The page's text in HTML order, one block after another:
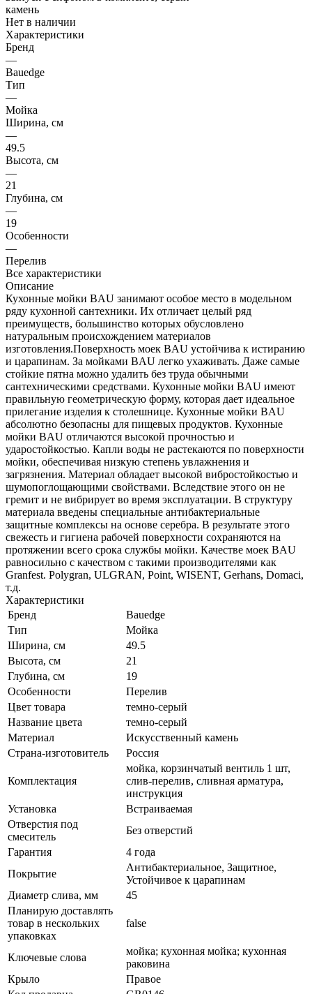
Нет в наличии
Характеристики
Бренд
—
Bauedge
Тип
—
Мойка
Ширина, см
—
49.5
Высота, см
—
21
Глубина, см
—
19
Особенности
—
Перелив
Все характеристики
Описание
Кухонные мойки BAU занимают особое место в модельном
ряду кухонной сантехники. Их отличает целый ряд
преимуществ, большинство которых обусловлено
натуральным происхождением материалов
изготовления.Поверхность моек BAU устойчива к истиранию
и царапинам. За мойками BAU легко ухаживать. Даже самые
стойкие пятна можно удалить без труда обычными
сантехническими средствами. Кухонные мойки BAU имеют
правильную геометрическую форму, которая дает идеальное
прилегание изделия к столешнице. Кухонные мойки BAU
абсолютно безопасны для пищевых продуктов. Кухонные
мойки BAU отличаются высокой прочностью и
ударостойкостью. Капли воды не растекаются по поверхности
мойки, обеспечивая низкую степень увлажнения и
загрязнения. Материал обладает высокой вибростойкостью и
шумопоглощающими свойствами. Вследствие этого он не
гремит и не вибрирует во время эксплуатации. В структуру
материала введены специальные антибактериальные
защитные комплексы на основе серебра. В результате этого
свежесть и гигиена рабочей поверхности сохраняются на
протяжении всего срока службы мойки. Качестве моек BAU
равносильно с качеством с такими производителями как
Granfest. Polygran, ULGRAN, Point, WISENT, Gerhans, Domaci,
т.д.
Характеристики
Бренд
Bauedge
Тип
Мойка
Ширина, см
49.5
Высота, см
21
Глубина, см
19
Особенности
Перелив
Цвет товара
темно-серый
Название цвета
темно-серый
Материал
Искусственный камень
Страна-изготовитель
Россия
Комплектация
мойка, корзинчатый вентиль 1 шт,
слив-перелив, сливная арматура,
инструкция
Установка
Встраиваемая
Отверстия под
смеситель
Без отверстий
Гарантия
4 года
Покрытие
Антибактериальное, Защитное,
Устойчивое к царапинам
Диаметр слива, мм
45
Планирую доставлять
товар в нескольких
упаковках
false
Ключевые слова
мойка; кухонная мойка; кухонная
раковина
Крыло
Правое